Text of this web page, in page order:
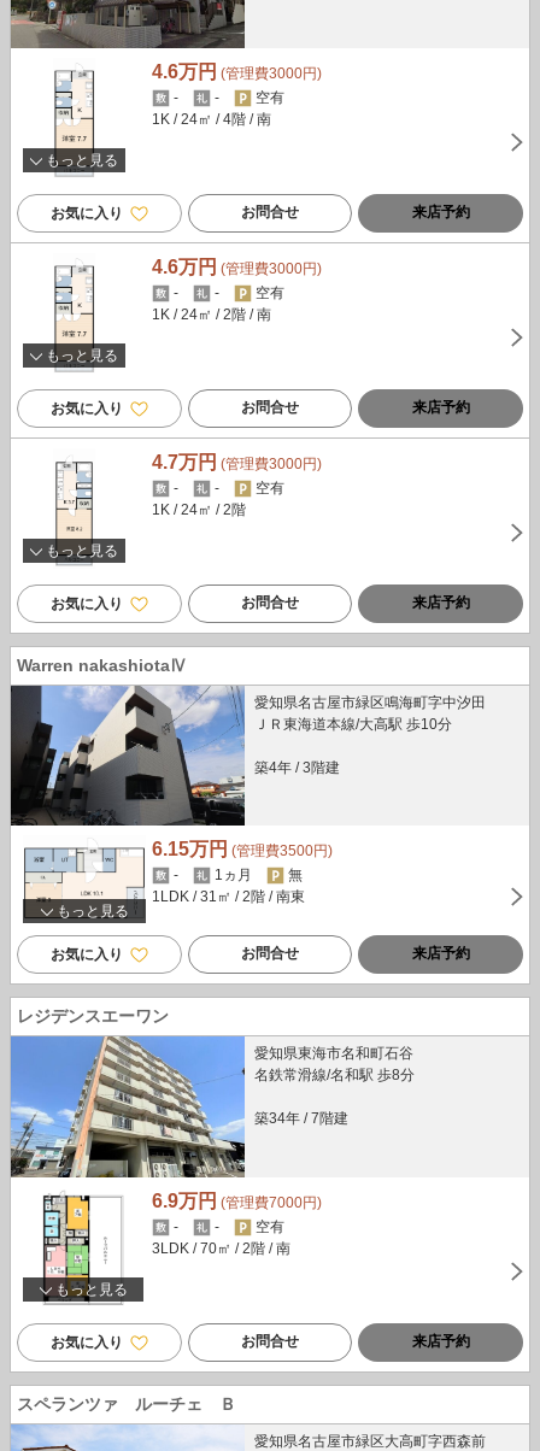
もっと見る
4.6万円 (管理費3000円)
-
-
空有
1K / 24㎡ / 4階 / 南
お気に入り お問合せ 来店予約
もっと見る
4.6万円 (管理費3000円)
-
-
空有
1K / 24㎡ / 2階 / 南
お気に入り お問合せ 来店予約
もっと見る
4.7万円 (管理費3000円)
-
-
空有
1K / 24㎡ / 2階
お気に入り お問合せ 来店予約
Warren nakashiotaⅣ
愛知県名古屋市緑区鳴海町字中汐田
ＪＲ東海道本線/大高駅 歩10分
築4年 / 3階建
もっと見る
6.15万円 (管理費3500円)
-
1ヵ月
無
1LDK / 31㎡ / 2階 / 南東
お気に入り お問合せ 来店予約
レジデンスエーワン
愛知県東海市名和町石谷
名鉄常滑線/名和駅 歩8分
築34年 / 7階建
もっと見る
6.9万円 (管理費7000円)
-
-
空有
3LDK / 70㎡ / 2階 / 南
お気に入り お問合せ 来店予約
スペランツァ ルーチェ Ｂ
愛知県名古屋市緑区大高町字西森前